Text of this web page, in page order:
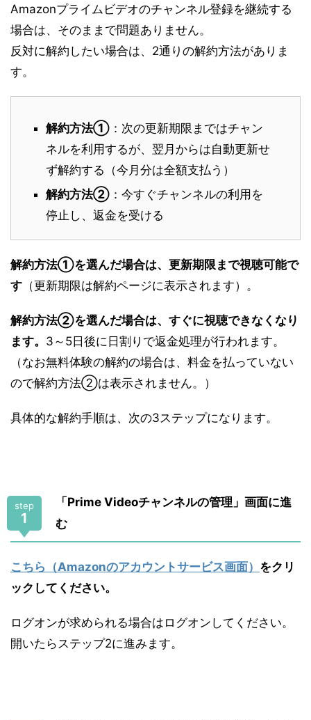
Amazonプライムビデオのチャンネル登録を継続する
場合は、そのままで問題ありません。
反対に解約したい場合は、2通りの解約方法がありま
す。
解約方法① ：次の更新期限まではチャン
ネルを利用するが、翌月からは自動更新せ
ず解約する（今月分は全額支払う）
解約方法② ：今すぐチャンネルの利用を
停止し、返金を受ける
解約方法①を選んだ場合は、更新期限まで視聴可能で
す （更新期限は解約ページに表示されます）。
解約方法②を選んだ場合は、すぐに視聴できなくなり
ます。 3～5日後に日割りで返金処理が行われます。
（なお無料体験の解約の場合は、料金を払っていない
ので解約方法②は表示されません。）
具体的な解約手順は、次の3ステップになります。
step
1
「Prime Videoチャンネルの管理」画面に進
む
こちら（Amazonのアカウントサービス画面） をクリ
ックしてください。
ログオンが求められる場合はログオンしてください。
開いたらステップ2に進みます。